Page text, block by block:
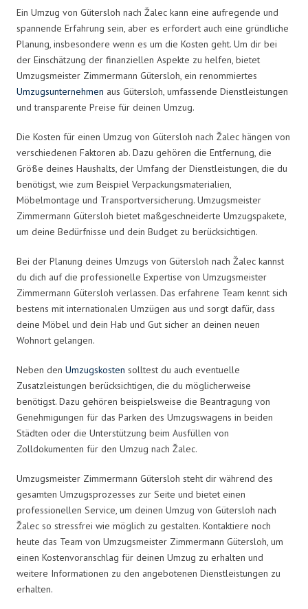
Ein Umzug von Gütersloh nach Žalec kann eine aufregende und
spannende Erfahrung sein, aber es erfordert auch eine gründliche
Planung, insbesondere wenn es um die Kosten geht. Um dir bei
der Einschätzung der finanziellen Aspekte zu helfen, bietet
Umzugsmeister Zimmermann Gütersloh, ein renommiertes
Umzugsunternehmen aus Gütersloh, umfassende Dienstleistungen
und transparente Preise für deinen Umzug.
Die Kosten für einen Umzug von Gütersloh nach Žalec hängen von
verschiedenen Faktoren ab. Dazu gehören die Entfernung, die
Größe deines Haushalts, der Umfang der Dienstleistungen, die du
benötigst, wie zum Beispiel Verpackungsmaterialien,
Möbelmontage und Transportversicherung. Umzugsmeister
Zimmermann Gütersloh bietet maßgeschneiderte Umzugspakete,
um deine Bedürfnisse und dein Budget zu berücksichtigen.
Bei der Planung deines Umzugs von Gütersloh nach Žalec kannst
du dich auf die professionelle Expertise von Umzugsmeister
Zimmermann Gütersloh verlassen. Das erfahrene Team kennt sich
bestens mit internationalen Umzügen aus und sorgt dafür, dass
deine Möbel und dein Hab und Gut sicher an deinen neuen
Wohnort gelangen.
Neben den Umzugskosten solltest du auch eventuelle
Zusatzleistungen berücksichtigen, die du möglicherweise
benötigst. Dazu gehören beispielsweise die Beantragung von
Genehmigungen für das Parken des Umzugswagens in beiden
Städten oder die Unterstützung beim Ausfüllen von
Zolldokumenten für den Umzug nach Žalec.
Umzugsmeister Zimmermann Gütersloh steht dir während des
gesamten Umzugsprozesses zur Seite und bietet einen
professionellen Service, um deinen Umzug von Gütersloh nach
Žalec so stressfrei wie möglich zu gestalten. Kontaktiere noch
heute das Team von Umzugsmeister Zimmermann Gütersloh, um
einen Kostenvoranschlag für deinen Umzug zu erhalten und
weitere Informationen zu den angebotenen Dienstleistungen zu
erhalten.